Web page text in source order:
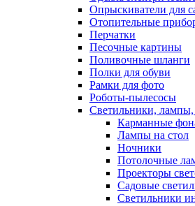
Опрыскиватели для
Отопительные
Перчатки
Песочные картины
Поливочные шланги
Полки для обуви
Рамки для фото
Роботы-пылесосы
Светильники,
Карманные
Лампы на стол
Ночники
Потолочные
Проекторы
Садовые
Светильники